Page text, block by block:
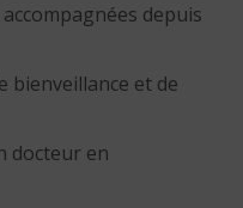
depuis
bienveillance et de
docteur en